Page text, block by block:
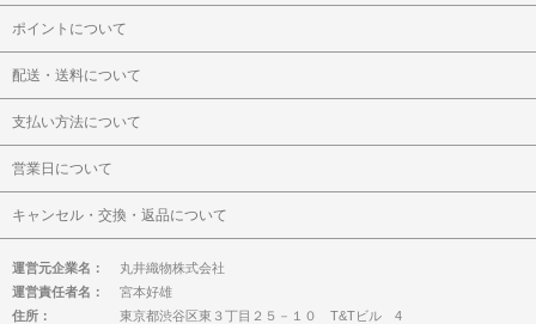
ポイントについて
配送・送料について
支払い方法について
営業日について
キャンセル・交換・返品について
運営元企業名：
丸井織物株式会社
運営責任者名：
宮本好雄
住所：
東京都渋谷区東３丁目２５－１０ T&Tビル 4